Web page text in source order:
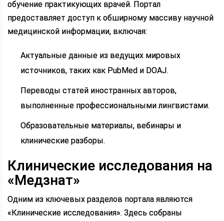
обучение практикующих врачей. Портал
предоставляет доступ к обширному массиву научной
медицинской информации, включая:
Актуальные данные из ведущих мировых
источников, таких как PubMed и DOAJ.
Переводы статей иностранных авторов,
выполненные профессиональными лингвистами.
Образовательные материалы, вебинары и
клинические разборы.
Клинические исследования на
«Медзнат»
Одним из ключевых разделов портала являются
«Клинические исследования». Здесь собраны